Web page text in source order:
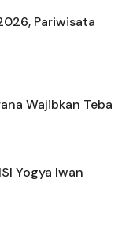
Pariwisata
Wajibkan Teba
Yogya Iwan